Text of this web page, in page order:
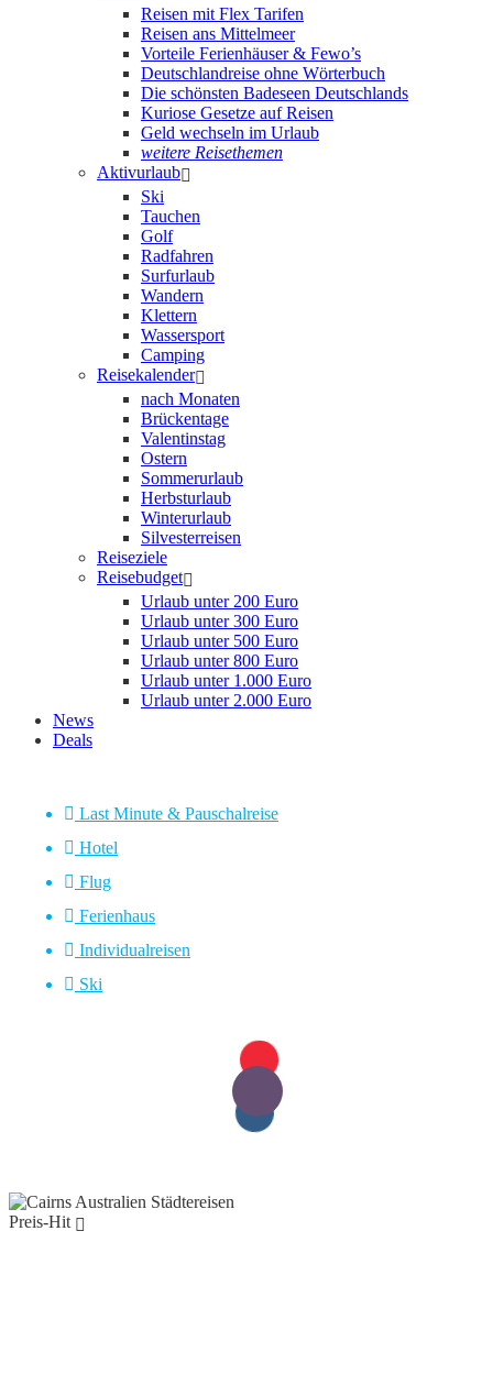
Reisen mit Flex Tarifen
Reisen ans Mittelmeer
Vorteile Ferienhäuser & Fewo’s
Deutschlandreise ohne Wörterbuch
Die schönsten Badeseen Deutschlands
Kuriose Gesetze auf Reisen
Geld wechseln im Urlaub
weitere Reisethemen
Aktivurlaub
Ski
Tauchen
Golf
Radfahren
Surfurlaub
Wandern
Klettern
Wassersport
Camping
Reisekalender
nach Monaten
Brückentage
Valentinstag
Ostern
Sommerurlaub
Herbsturlaub
Winterurlaub
Silvesterreisen
Reiseziele
Reisebudget
Urlaub unter 200 Euro
Urlaub unter 300 Euro
Urlaub unter 500 Euro
Urlaub unter 800 Euro
Urlaub unter 1.000 Euro
Urlaub unter 2.000 Euro
News
Deals
Last Minute & Pauschalreise
Hotel
Flug
Ferienhaus
Individualreisen
Ski
Preis-Hit